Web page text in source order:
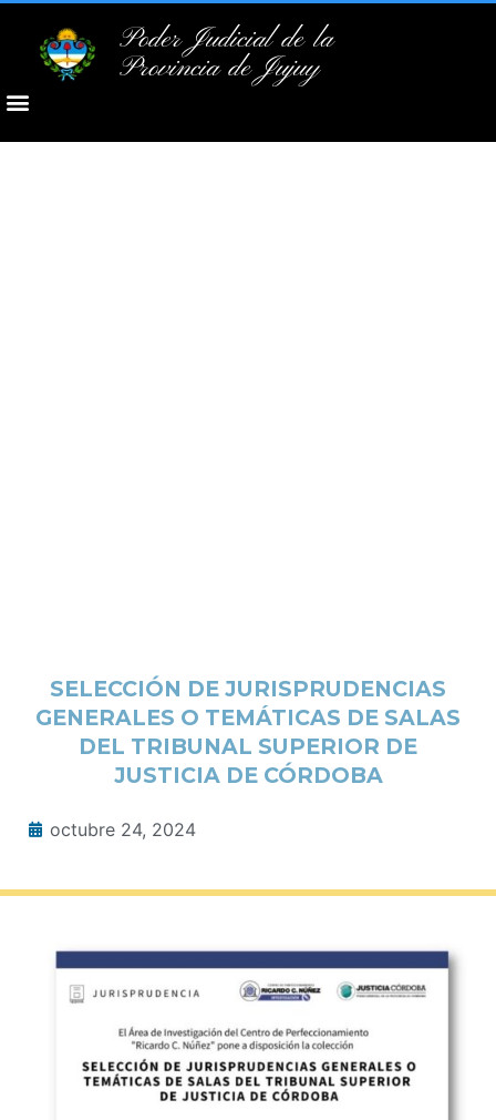
Poder Judicial de la
Provincia de Jujuy
SELECCIÓN DE JURISPRUDENCIAS
GENERALES O TEMÁTICAS DE SALAS
DEL TRIBUNAL SUPERIOR DE
JUSTICIA DE CÓRDOBA
octubre 24, 2024